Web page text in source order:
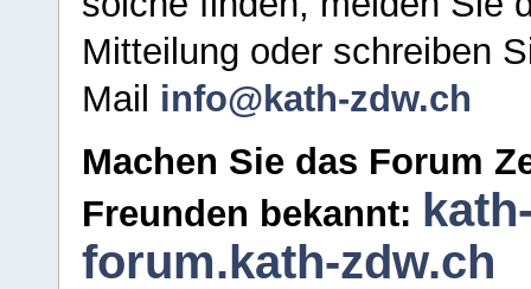
Mitteilung oder schreiben
Mail info@kath-zdw.ch
Machen Sie das Forum
Freunden bekannt:
forum.kath-zdw.ch